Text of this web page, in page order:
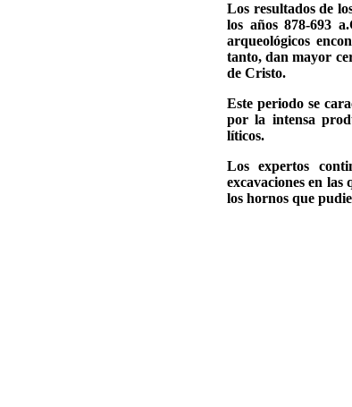
Los resultados de
los años 878-693
arqueológicos
tanto, dan mayor
de Cristo.
Este periodo se
por la intensa
líticos.
Los expertos
excavaciones en
los hornos que